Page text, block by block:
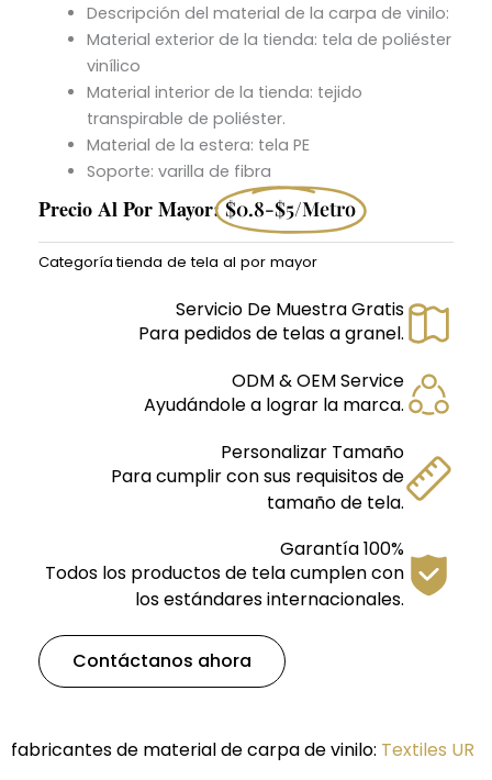
Descripción del material de la carpa de vinilo:
Material exterior de la tienda: tela de poliéster
vinílico
Material interior de la tienda: tejido
transpirable de poliéster.
Material de la estera: tela PE
Soporte: varilla de fibra
Precio Al Por Mayor: $0.8-$5/metro
Categoría tienda de tela al por mayor
Servicio De Muestra Gratis
Para pedidos de telas a granel.
ODM & OEM Service
Ayudándole a lograr la marca.
Personalizar Tamaño
Para cumplir con sus requisitos de
tamaño de tela.
Garantía 100%
Todos los productos de tela cumplen con
los estándares internacionales.
Contáctanos ahora
fabricantes de material de carpa de vinilo: Textiles UR